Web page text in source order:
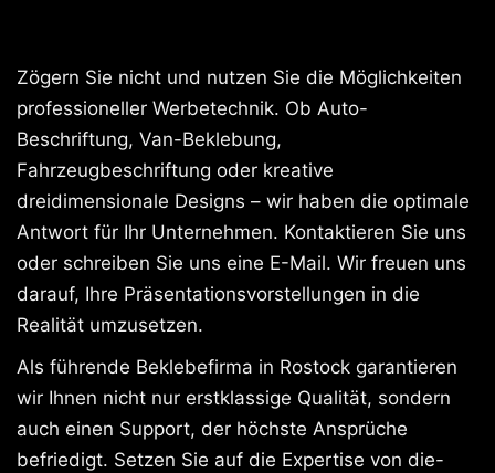
Zögern Sie nicht und nutzen Sie die Möglichkeiten
professioneller Werbetechnik. Ob Auto-
Beschriftung, Van-Beklebung,
Fahrzeugbeschriftung oder kreative
dreidimensionale Designs – wir haben die optimale
Antwort für Ihr Unternehmen. Kontaktieren Sie uns
oder schreiben Sie uns eine E-Mail. Wir freuen uns
darauf, Ihre Präsentationsvorstellungen in die
Realität umzusetzen.
Als führende Beklebefirma in Rostock garantieren
wir Ihnen nicht nur erstklassige Qualität, sondern
auch einen Support, der höchste Ansprüche
befriedigt. Setzen Sie auf die Expertise von die-